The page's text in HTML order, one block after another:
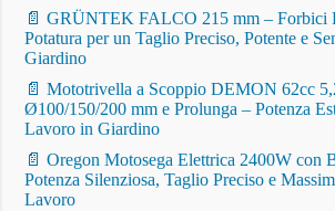
📄 GRÜNTEK FALCO 215 mm – Forbici
Potatura per un Taglio Preciso, Potente e
Giardino
📄 Mototrivella a Scoppio DEMON 62cc
Ø100/150/200 mm e Prolunga – Potenza
Lavoro in Giardino
📄 Oregon Motosega Elettrica 2400W con
Potenza Silenziosa, Taglio Preciso e
Lavoro